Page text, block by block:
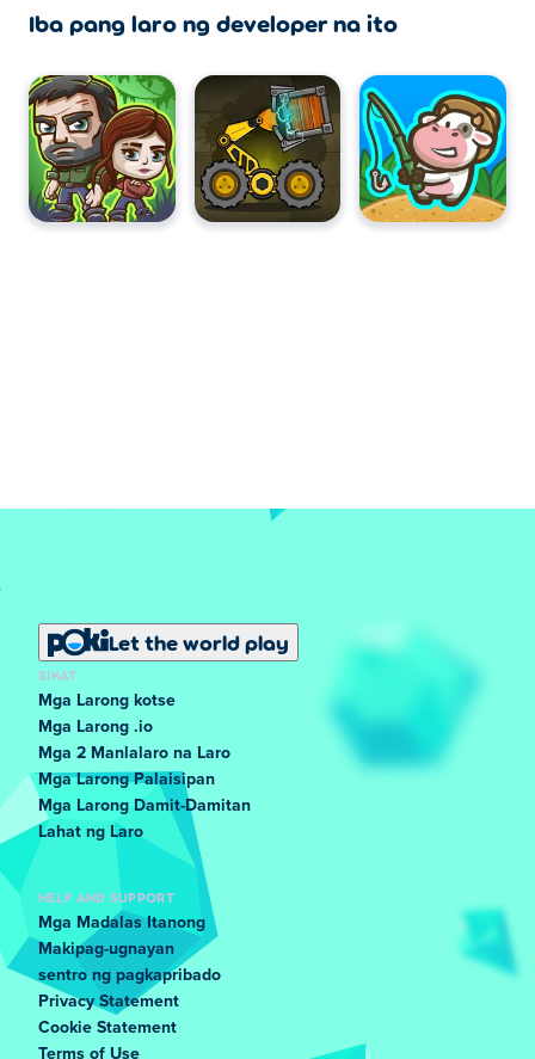
Iba pang laro ng developer na ito
Let the world play
SIKAT
Mga Larong kotse
Mga Larong .io
Mga 2 Manlalaro na Laro
Mga Larong Palaisipan
Mga Larong Damit-Damitan
Lahat ng Laro
HELP AND SUPPORT
Mga Madalas Itanong
Makipag-ugnayan
sentro ng pagkapribado
Privacy Statement
Cookie Statement
Terms of Use